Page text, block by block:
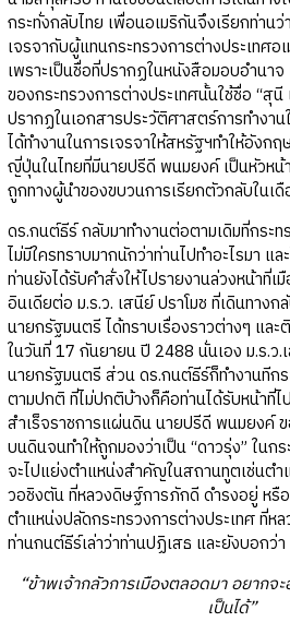
กระทั่งกลับไทย เพื่อนอเมริกันจึงเรียกท่าน
เจรจากับผู้แทนกระทรวงการต่างประเทศอ
เพราะเป็นชื่อที่ปรากฏในหนังสือมอบอำนา
ของกระทรวงการต่างประเทศนั้นใช้ชื่อ “สุ
ปรากฏในเอกสารประวัติศาสตร์การทำงา
ได้ทำงานในการเจรจาให้สหรัฐฯทำให้อัง
ญี่ปุ่นในไทยที่มีนายปรีดี พนมยงค์ เป็นหัวหน้
ถูกทางผู้นำของขบวนการเรียกตัวกลับในเ
ดร.กนต์ธีร์ กลับมาทำงานต่อตามเดิมที่กระท
ไม่มีใครทราบมากนักว่าท่านไปทำอะไรมา แ
ท่านยังได้รับคำสั่งให้ไปรายงานล่วงหน้าที่เ
อินเดียต่อ ม.ร.ว. เสนีย์ ปราโมช ที่เดินทาง
นายกรัฐมนตรี ได้ทราบเรื่องราวต่างๆ แล
ในวันที่ 17 กันยายน ปี 2488 นั่นเอง ม.ร.ว
นายกรัฐมนตรี ส่วน ดร.กนต์ธีร์ก็ทำงานทีกร
ตามปกติ ที่ไม่ปกติบ้างก็คือท่านได้รับหน้าที่
สำเร็จราชการแผ่นดิน นายปรีดี พนมยงค์
บนดินจนทำให้ถูกมองว่าเป็น “ดาวรุ่ง” ในก
จะไปแย่งตำแหน่งสำคัญในสถานทูตเช่นต
วอชิงตัน ที่หลวงดิษฐ์การภักดี ดำรงอยู่ หรื
ตำแหน่งปลัดกระทรวงการต่างประเทศ ที่ห
ท่านกนต์ธีร์เล่าว่าท่านปฏิเสธ และยังบอกว่า
“ข้าพเจ้ากลัวการเมืองตลอดมา อยากจ
เป็นได้”